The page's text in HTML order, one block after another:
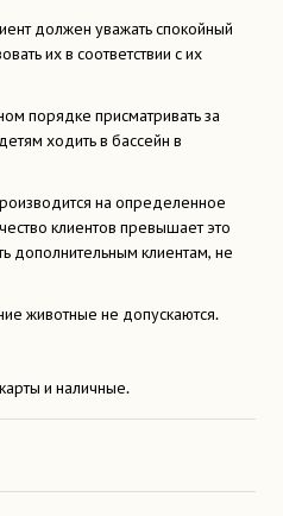
должен уважать спокойный
их в соответствии с их
порядке присматривать за
ходить в бассейн в
на определенное
клиентов превышает это
дополнительным клиентам, не
животные не допускаются.
и наличные.